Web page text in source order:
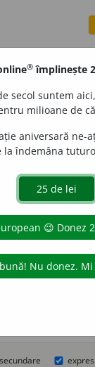
(1) definiții
definiții sunt
dexonline.
se află pe
reordona filele
® împlinește
secol suntem
milioane de
aniversară ne-
la îndemâna